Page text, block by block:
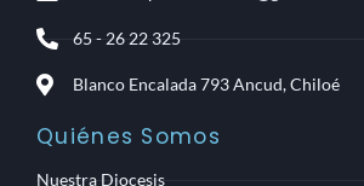
65 - 26 22 325
Blanco Encalada 793 Ancud, Chiloé
Quiénes Somos
Nuestra Diocesis